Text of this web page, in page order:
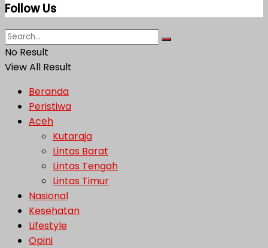
Follow Us
No Result
View All Result
Beranda
Peristiwa
Aceh
Kutaraja
Lintas Barat
Lintas Tengah
Lintas Timur
Nasional
Kesehatan
Lifestyle
Opini